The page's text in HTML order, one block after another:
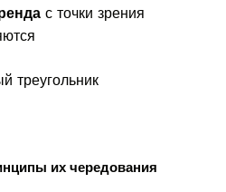
с точки зрения
треугольник
их чередования